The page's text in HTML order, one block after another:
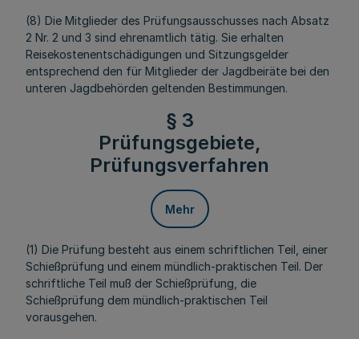
(8) Die Mitglieder des Prüfungsausschusses nach Absatz
2 Nr. 2 und 3 sind ehrenamtlich tätig. Sie erhalten
Reisekostenentschädigungen und Sitzungsgelder
entsprechend den für Mitglieder der Jagdbeiräte bei den
unteren Jagdbehörden geltenden Bestimmungen.
§ 3
Prüfungsgebiete,
Prüfungsverfahren
Mehr
(1) Die Prüfung besteht aus einem schriftlichen Teil, einer
Schießprüfung und einem mündlich-praktischen Teil. Der
schriftliche Teil muß der Schießprüfung, die
Schießprüfung dem mündlich-praktischen Teil
vorausgehen.